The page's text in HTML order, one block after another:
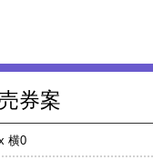
券案
横0